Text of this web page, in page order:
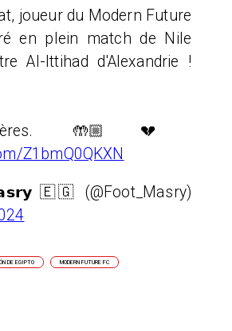
joueur du Modern Future
en plein match de Nile
Al-Ittihad d'Alexandrie !
🤲🏼💔
Z1bmQ0QKXN
🇪🇬 (@Foot_Masry)
DE EGIPTO MODERN FUTURE FC